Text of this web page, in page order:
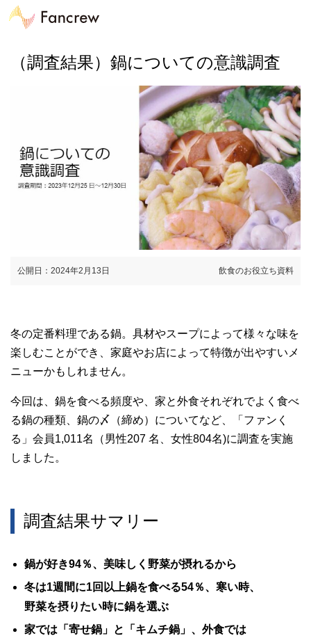
（調査結果）鍋についての意識調査
公開日：2024年2月13日 飲食のお役立ち資料
冬の定番料理である鍋。具材やスープによって様々な味を
楽しむことができ、家庭やお店によって特徴が出やすいメ
ニューかもしれません。
今回は、鍋を食べる頻度や、家と外食それぞれでよく食べ
る鍋の種類、鍋の〆（締め）についてなど、「ファンく
る」会員1,011名（男性207 名、女性804名)に調査を実施
しました。
調査結果サマリー
鍋が好き94％、美味しく野菜が摂れるから
冬は1週間に1回以上鍋を食べる54％、寒い時、
野菜を摂りたい時に鍋を選ぶ
家では「寄せ鍋」と「キムチ鍋」、外食では